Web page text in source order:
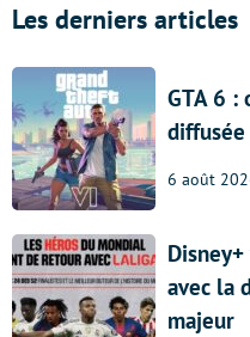
Les derniers articles
GTA 6 :
diffusée
6 août
avec la
majeur